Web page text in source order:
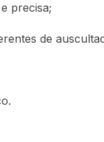
precisa;
de